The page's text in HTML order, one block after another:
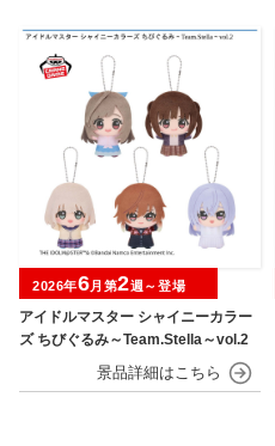
アイドルマスター シャイニーカラー
ズ ちびぐるみ～Team.Stella～vol.2
2026年6月第2週～登場